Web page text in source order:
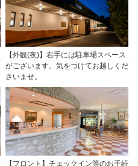
【外観(夜)】右手には駐車場スペース
がございます。気をつけてお越しくだ
さいませ。
【フロント】チェックイン等のお手続